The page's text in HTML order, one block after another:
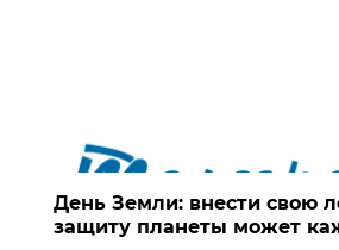
День Земли: внести свою
защиту планеты может